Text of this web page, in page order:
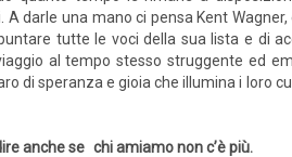
darle una mano ci pensa Kent Wagner,
tutte le voci della sua lista e di
al tempo stesso struggente ed
di speranza e gioia che illumina i loro
anche se chi amiamo non c’è più.